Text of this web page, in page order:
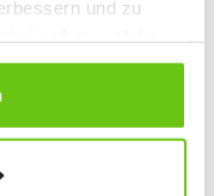
und zu
Ihre Zustimmung,
Fall werden nur
unserer Website
unten